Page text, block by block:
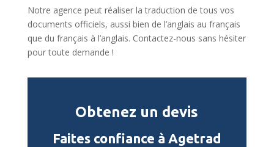
Notre agence peut réaliser la traduction de tous vos
documents officiels, aussi bien de l’anglais au français
que du français à l’anglais. Contactez-nous sans hésiter
pour toute demande !
Obtenez un devis
Faites confiance à Agetrad